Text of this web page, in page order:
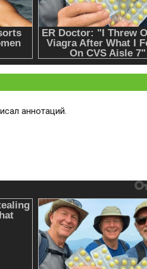
аннотаций.